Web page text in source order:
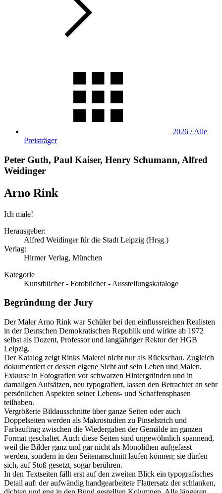
2026 / Alle
Preisträger
Peter Guth, Paul Kaiser, Henry Schumann, Alfred
Weidinger
Arno Rink
Ich male!
Herausgeber:
Alfred Weidinger für die Stadt Leipzig (Hrsg.)
Verlag:
Hirmer Verlag, München
Kategorie
Kunstbücher - Fotobücher - Ausstellungskataloge
Begründung der Jury
Der Maler Arno Rink war Schüler bei den einflussreichen Realisten
in der Deutschen Demokratischen Republik und wirkte ab 1972
selbst als Dozent, Professor und langjähriger Rektor der HGB
Leipzig.
Der Katalog zeigt Rinks Malerei nicht nur als Rückschau. Zugleich
dokumentiert er dessen eigene Sicht auf sein Leben und Malen.
Exkurse in Fotografien vor schwarzen Hintergründen und in
damaligen Aufsätzen, neu typografiert, lassen den Betrachter an sehr
persönlichen Aspekten seiner Lebens- und Schaffensphasen
teilhaben.
Vergrößerte Bildausschnitte über ganze Seiten oder auch
Doppelseiten werden als Makrostudien zu Pinselstrich und
Farbauftrag zwischen die Wiedergaben der Gemälde im ganzen
Format geschaltet. Auch diese Seiten sind ungewöhnlich spannend,
weil die Bilder ganz und gar nicht als Monolithen aufgefasst
werden, sondern in den Seitenanschnitt laufen können; sie dürfen
sich, auf Stoß gesetzt, sogar berühren.
In den Textseiten fällt erst auf den zweiten Blick ein typografisches
Detail auf: der aufwändig handgearbeitete Flattersatz der schlanken,